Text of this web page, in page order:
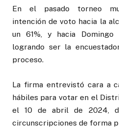
En el pasado torneo
intención de voto hacia la
un 61%, y hacia
logrando ser la
proceso.
La firma entrevistó cara a
hábiles para votar en el
el 10 de abril de 2024,
circunscripciones de forma